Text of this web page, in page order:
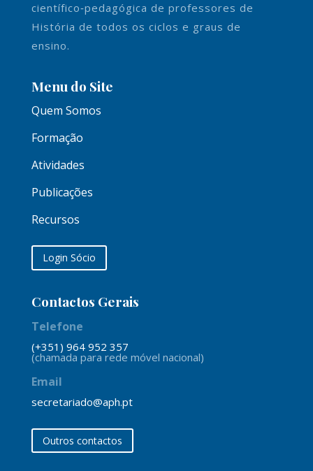
científico‑pedagógica de professores de
História de todos os ciclos e graus de
ensino.
Menu do Site
Quem Somos
Formação
Atividades
Publicações
Recursos
Login Sócio
Contactos Gerais
Telefone
(+351) 964 952 357
(chamada para rede móvel nacional)
Email
secretariado@aph.pt
Outros contactos